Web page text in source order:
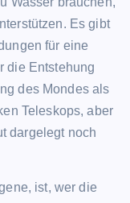
Es gibt
für eine
die Entstehung
des Mondes als
Teleskops, aber
dargelegt noch
ist, wer die